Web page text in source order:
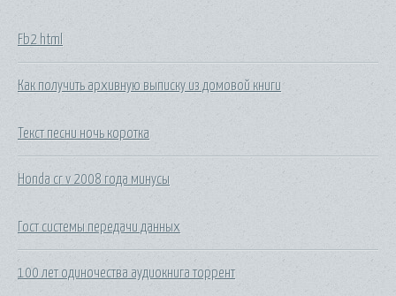
Fb2 html
Как получить архивную выписку из домовой книги
Текст песни ночь коротка
Honda cr v 2008 года минусы
Гост системы передачи данных
100 лет одиночества аудиокнига торрент